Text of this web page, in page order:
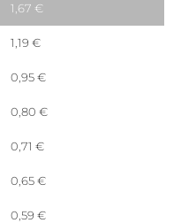
1,67 €
1,19 €
0,95 €
0,80 €
0,71 €
0,65 €
0,59 €